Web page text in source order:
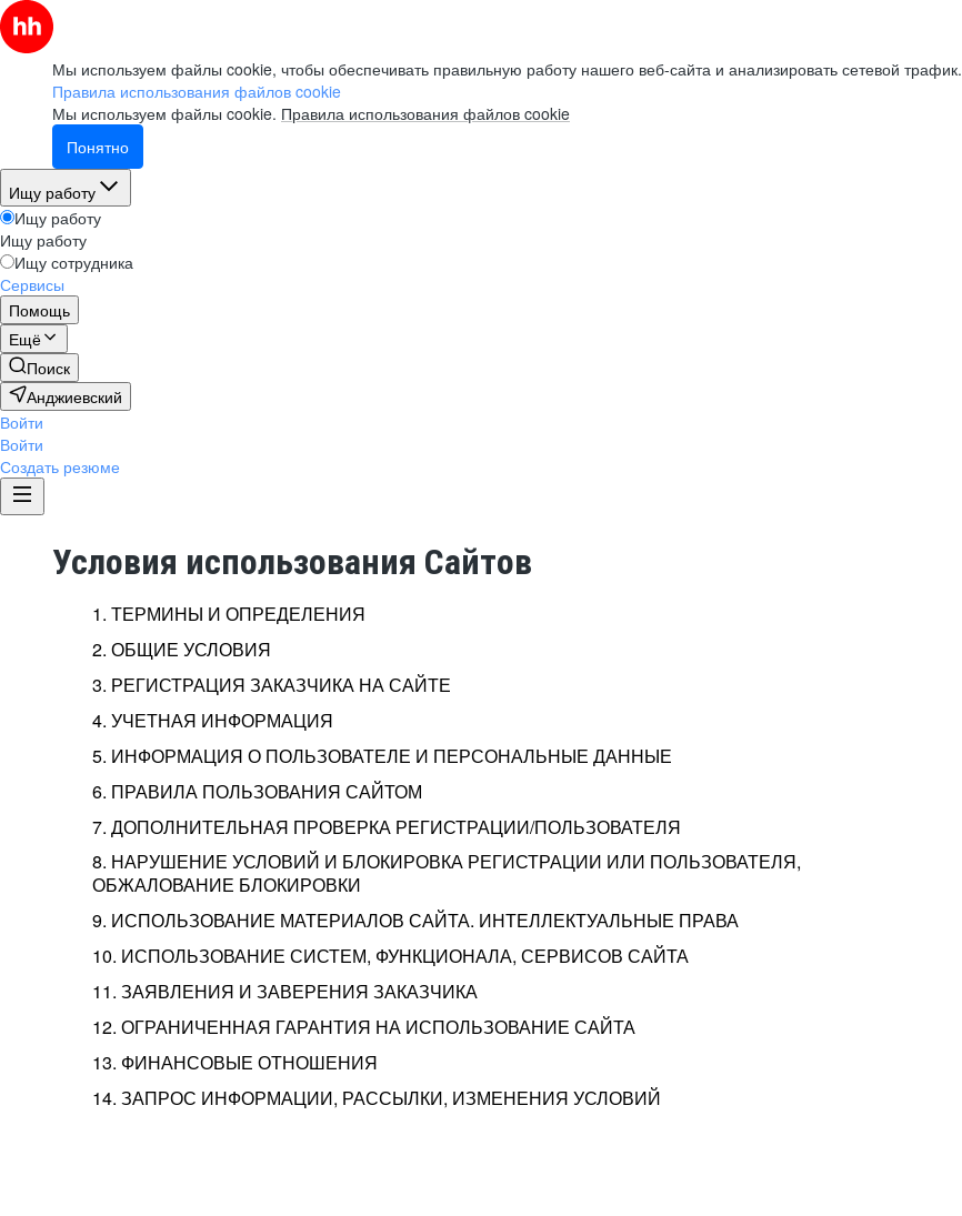
Мы используем файлы cookie, чтобы обеспечивать правильную работу нашего веб-сайта и анализировать сетевой трафик.
Правила использования файлов cookie
Мы используем файлы cookie. Правила использования файлов cookie
Понятно
Ищу работу
Ищу работу
Ищу работу
Ищу сотрудника
Сервисы
Помощь
Ещё
Поиск
Анджиевский
Войти
Войти
Создать резюме
Условия использования Сайтов
1. ТЕРМИНЫ И ОПРЕДЕЛЕНИЯ
2. ОБЩИЕ УСЛОВИЯ
3. РЕГИСТРАЦИЯ ЗАКАЗЧИКА НА САЙТЕ
4. УЧЕТНАЯ ИНФОРМАЦИЯ
5. ИНФОРМАЦИЯ О ПОЛЬЗОВАТЕЛЕ И ПЕРСОНАЛЬНЫЕ ДАННЫЕ
6. ПРАВИЛА ПОЛЬЗОВАНИЯ САЙТОМ
7. ДОПОЛНИТЕЛЬНАЯ ПРОВЕРКА РЕГИСТРАЦИИ/ПОЛЬЗОВАТЕЛЯ
8. НАРУШЕНИЕ УСЛОВИЙ И БЛОКИРОВКА РЕГИСТРАЦИИ ИЛИ ПОЛЬЗОВАТЕЛЯ,
ОБЖАЛОВАНИЕ БЛОКИРОВКИ
9. ИСПОЛЬЗОВАНИЕ МАТЕРИАЛОВ САЙТА. ИНТЕЛЛЕКТУАЛЬНЫЕ ПРАВА
10. ИСПОЛЬЗОВАНИЕ СИСТЕМ, ФУНКЦИОНАЛА, СЕРВИСОВ САЙТА
11. ЗАЯВЛЕНИЯ И ЗАВЕРЕНИЯ ЗАКАЗЧИКА
12. ОГРАНИЧЕННАЯ ГАРАНТИЯ НА ИСПОЛЬЗОВАНИЕ САЙТА
13. ФИНАНСОВЫЕ ОТНОШЕНИЯ
14. ЗАПРОС ИНФОРМАЦИИ, РАССЫЛКИ, ИЗМЕНЕНИЯ УСЛОВИЙ